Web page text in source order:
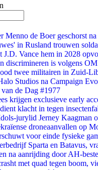
Menno de Boer geschorst
in Rusland trouwen
J.D. Vance hem in 2028
discrimineren is volgens
twee militairen in Zuid-
Studios na Campaign
de Dag #1977
krijgen exclusieve early
klacht in tegen
jurylid Jerney Kaagman
droneaanvallen op
voor einde fysieke
Sparta en Batavus,
na aanrijding door AH-
met quad tegen boom,